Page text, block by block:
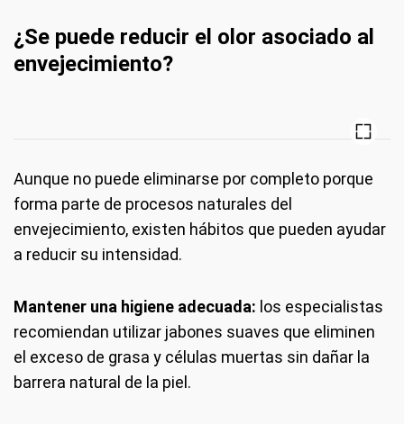
¿Se puede reducir el olor asociado al
envejecimiento?
Aunque no puede eliminarse por completo porque
forma parte de procesos naturales del
envejecimiento, existen hábitos que pueden ayudar
a reducir su intensidad.
Mantener una higiene adecuada: los especialistas
recomiendan utilizar jabones suaves que eliminen
el exceso de grasa y células muertas sin dañar la
barrera natural de la piel.